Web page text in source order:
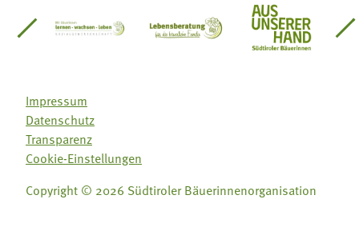
Südtirol
Gärtnervereinigung
Sozialgenossenschaft Mit Bäuerinnen lernen -
Lebensberatung für dieAus unserer
Impressum
Datenschutz
Transparenz
Cookie-Einstellungen
Copyright © 2026 Südtiroler Bäuerinnenorganisation